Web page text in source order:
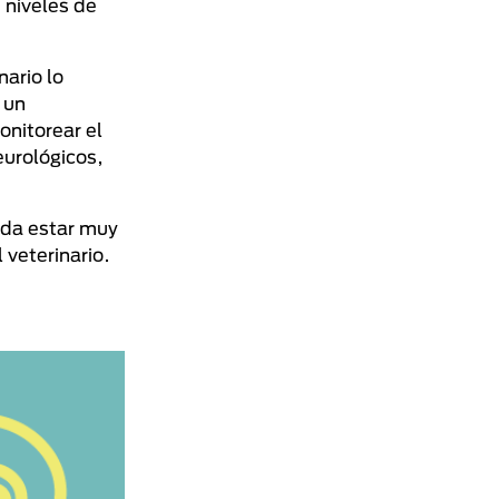
de
lo
el
estar muy
veterinario.